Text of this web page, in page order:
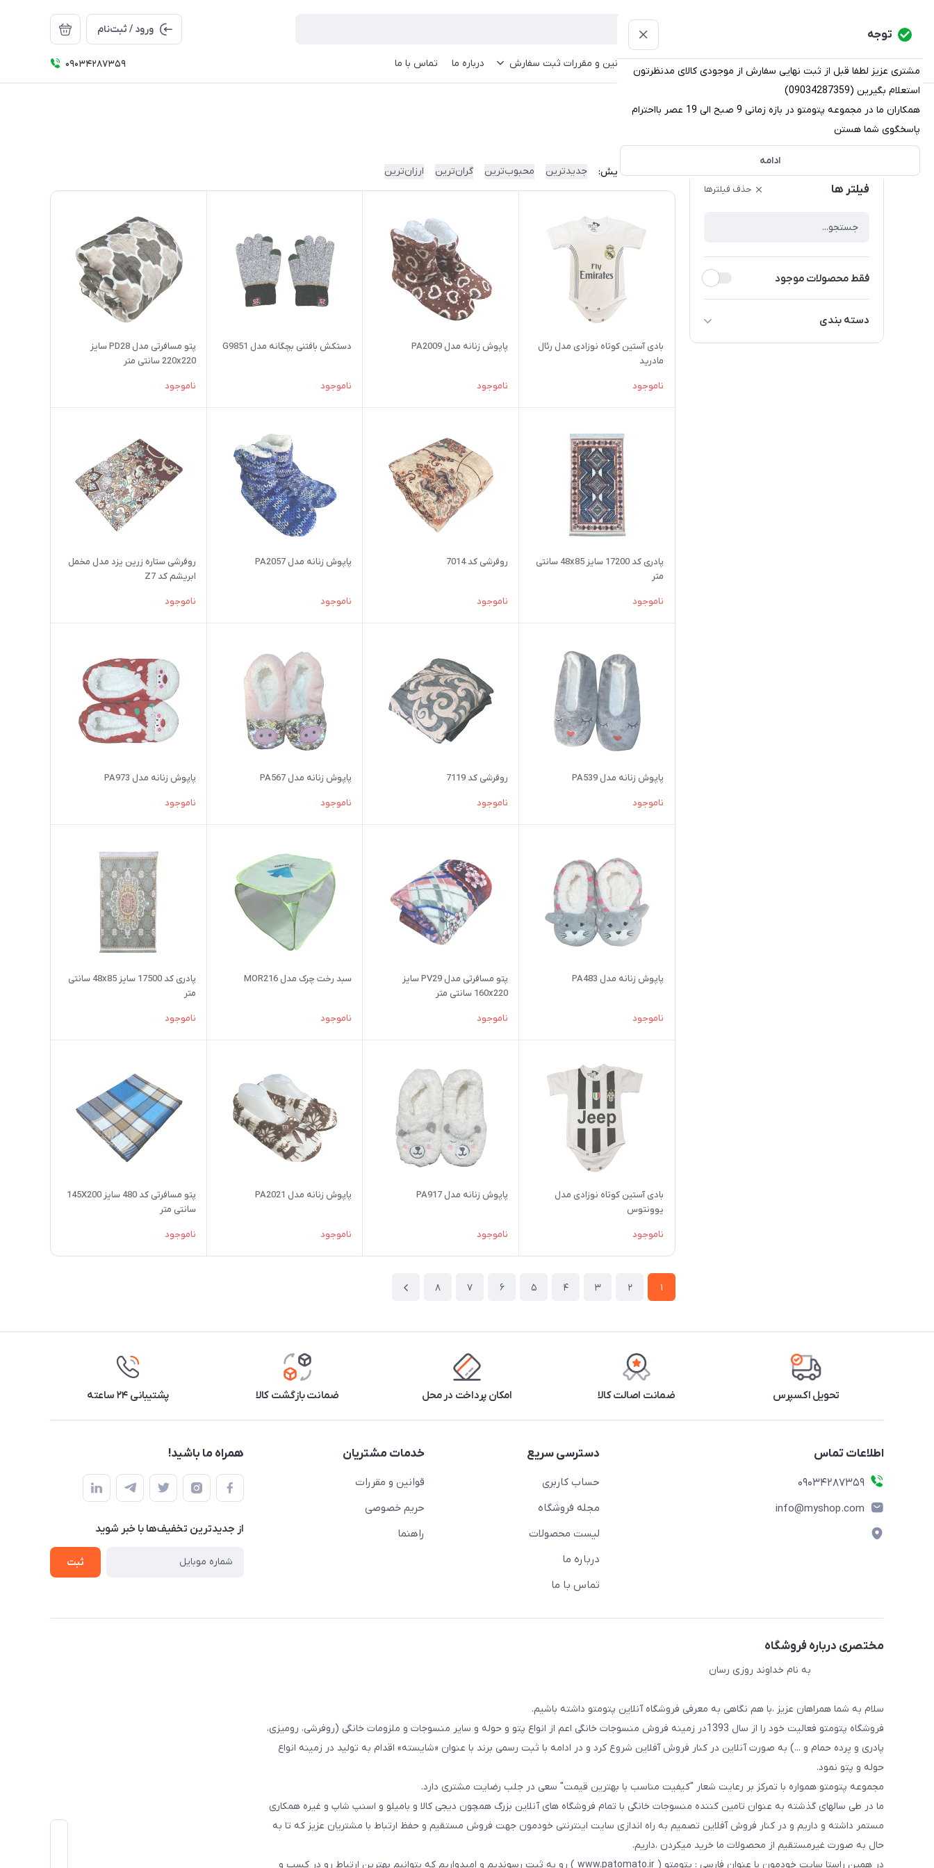
توجه
مشتری عزیز لطفا قبل از ثبت نهایی سفارش از موجودی کالای مدنظرتون
استعلام بگیرین (09034287359)
همکاران ما در مجموعه پتومتو در بازه زمانی 9 صبح الی 19 عصر بااحترام
پاسخگوی شما هستن
ادامه
ورود / ثبت‌نام
دسته‌بندی کالاها خانه دسته بندی محصولات قوانین و مقررات ثبت سفارش درباره ما تماس با ما 09034287359
فهرست محصولات
فیلتر ها حذف فیلترها
فقط محصولات موجود
دسته بندی
دسته بندی محصولات
ترتیب نمایش: جدیدترین محبوب‌ترین گران‌ترین ارزان‌ترین
بادی آستین کوتاه نوزادی مدل رئال
مادرید
ناموجود
پاپوش زنانه مدل PA2009
ناموجود
دستکش بافتنی بچگانه مدل G9851
ناموجود
پتو مسافرتی مدل PD28 سایز
220x220 سانتی متر
ناموجود
پادری کد 17200 سایز 48x85 سانتی
متر
ناموجود
روفرشی کد 7014
ناموجود
پاپوش زنانه مدل PA2057
ناموجود
روفرشی ستاره زرین یزد مدل مخمل
ابریشم کد Z7
ناموجود
پاپوش زنانه مدل PA539
ناموجود
روفرشی کد 7119
ناموجود
پاپوش زنانه مدل PA567
ناموجود
پاپوش زنانه مدل PA973
ناموجود
پاپوش زنانه مدل PA483
ناموجود
پتو مسافرتی مدل PV29 سایز
160x220 سانتی متر
ناموجود
سبد رخت چرک مدل MOR216
ناموجود
پادری کد 17500 سایز 48x85 سانتی
متر
ناموجود
بادی آستین کوتاه نوزادی مدل
یوونتوس
ناموجود
پاپوش زنانه مدل PA917
ناموجود
پاپوش زنانه مدل PA2021
ناموجود
پتو مسافرتی کد 480 سایز 145X200
سانتی متر
ناموجود
1
2
3
4
5
6
7
8
تحویل اکسپرس ضمانت اصالت کالا امکان پرداخت در محل ضمانت بازگشت کالا پشتیبانی ۲۴ ساعته
اطلاعات تماس
09034287359
info@myshop.com
دسترسی سریع
حساب کاربری
مجله فروشگاه
لیست محصولات
درباره ما
تماس با ما
خدمات مشتریان
قوانین و مقررات
حریم خصوصی
راهنما
همراه ما باشید!
از جدید‌ترین تخفیف‌ها با‌ خبر شوید
ثبت
مختصری درباره فروشگاه
به نام خداوند روزی رسان
سلام به شما همراهان عزیز ،با هم نگاهی به معرفی فروشگاه آنلاین پتومتو داشته باشیم.
فروشگاه پتومتو فعالیت خود را از سال 1393در زمینه فروش منسوجات خانگی اعم از انواع پتو و حوله و سایر منسوجات و ملزومات خانگی (روفرشی، رومیزی،
پادری و پرده حمام و ...) به صورت آنلاین در کنار فروش آفلاین شروع کرد و در ادامه با ثبت رسمی برند با عنوان «شایسته» اقدام به تولید در زمینه انواع
حوله و پتو نمود.
مجموعه پتومتو همواره با تمرکز بر رعایت شعار "کیفیت مناسب با بهترین قیمت" سعی در جلب رضایت مشتری دارد.
ما در طی سالهای گذشته به عنوان تامین کننده منسوجات خانگی با تمام فروشگاه های آنلاین بزرگ همچون دیجی کالا و بامیلو و اسنپ شاپ و غیره همکاری
مستمر داشته و داریم و در کنار فروش آفلاین تصمیم به راه اندازی سایت اینترنتی خودمون جهت فروش مستقیم و حفظ ارتباط با مشتریان عزیز که تا به
حال به صورت غیرمستقیم از محصولات ما خرید میکردن ،داریم.
در همین راستا سایت خودمون با عنوان فارسی : پتومتو ( www.patomato.ir ) رو به ثبت رسوندیم و امیدواریم که بتوانیم بهترین ارتباط رو در کسب و